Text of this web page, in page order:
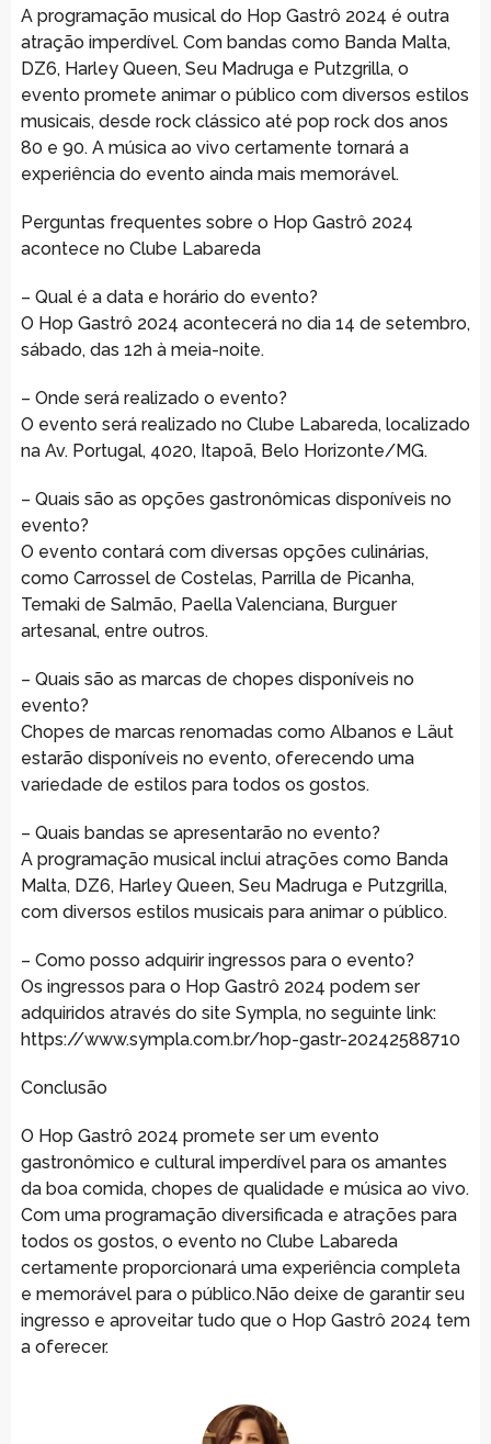
A programação musical do Hop Gastrô 2024 é outra
atração imperdível. Com bandas como Banda Malta,
DZ6, Harley Queen, Seu Madruga e Putzgrilla, o
evento promete animar o público com diversos estilos
musicais, desde rock clássico até pop rock dos anos
80 e 90. A música ao vivo certamente tornará a
experiência do evento ainda mais memorável.
Perguntas frequentes sobre o Hop Gastrô 2024
acontece no Clube Labareda
– Qual é a data e horário do evento?
O Hop Gastrô 2024 acontecerá no dia 14 de setembro,
sábado, das 12h à meia-noite.
– Onde será realizado o evento?
O evento será realizado no Clube Labareda, localizado
na Av. Portugal, 4020, Itapoã, Belo Horizonte/MG.
– Quais são as opções gastronômicas disponíveis no
evento?
O evento contará com diversas opções culinárias,
como Carrossel de Costelas, Parrilla de Picanha,
Temaki de Salmão, Paella Valenciana, Burguer
artesanal, entre outros.
– Quais são as marcas de chopes disponíveis no
evento?
Chopes de marcas renomadas como Albanos e Läut
estarão disponíveis no evento, oferecendo uma
variedade de estilos para todos os gostos.
– Quais bandas se apresentarão no evento?
A programação musical inclui atrações como Banda
Malta, DZ6, Harley Queen, Seu Madruga e Putzgrilla,
com diversos estilos musicais para animar o público.
– Como posso adquirir ingressos para o evento?
Os ingressos para o Hop Gastrô 2024 podem ser
adquiridos através do site Sympla, no seguinte link:
https://www.sympla.com.br/hop-gastr-20242588710
Conclusão
O Hop Gastrô 2024 promete ser um evento
gastronômico e cultural imperdível para os amantes
da boa comida, chopes de qualidade e música ao vivo.
Com uma programação diversificada e atrações para
todos os gostos, o evento no Clube Labareda
certamente proporcionará uma experiência completa
e memorável para o público.Não deixe de garantir seu
ingresso e aproveitar tudo que o Hop Gastrô 2024 tem
a oferecer.